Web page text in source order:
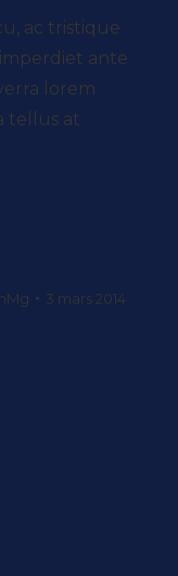
ac tristique
ante
lorem
tellus at
3 mars 2014